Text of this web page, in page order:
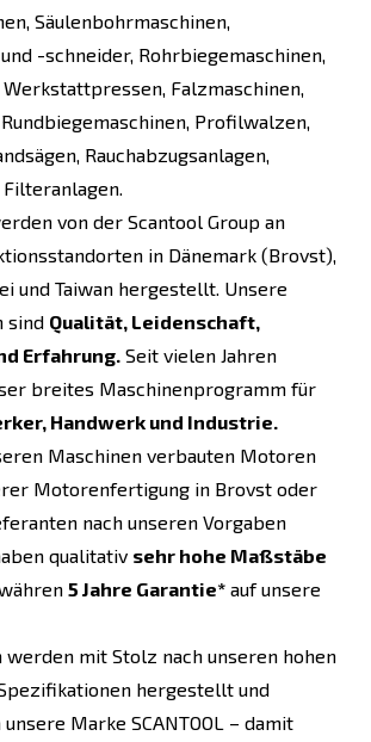
Säulenbohrmaschinen,
-schneider, Rohrbiegemaschinen,
Falzmaschinen,
Profilwalzen,
Rauchabzugsanlagen,
Filteranlagen.
von der Scantool Group an
in Dänemark (Brovst),
und Taiwan hergestellt. Unsere
sind Qualität, Leidenschaft,
Erfahrung.Seit vielen Jahren
breites Maschinenprogramm für
Handwerk und Industrie.
Maschinen verbauten Motoren
Motorenfertigung in Brovst oder
nach unseren Vorgaben
qualitativ sehr hohe Maßstäbe
5 Jahre Garantie*auf unsere
werden mit Stolz nach unseren hohen
hergestellt und
Marke SCANTOOL – damit